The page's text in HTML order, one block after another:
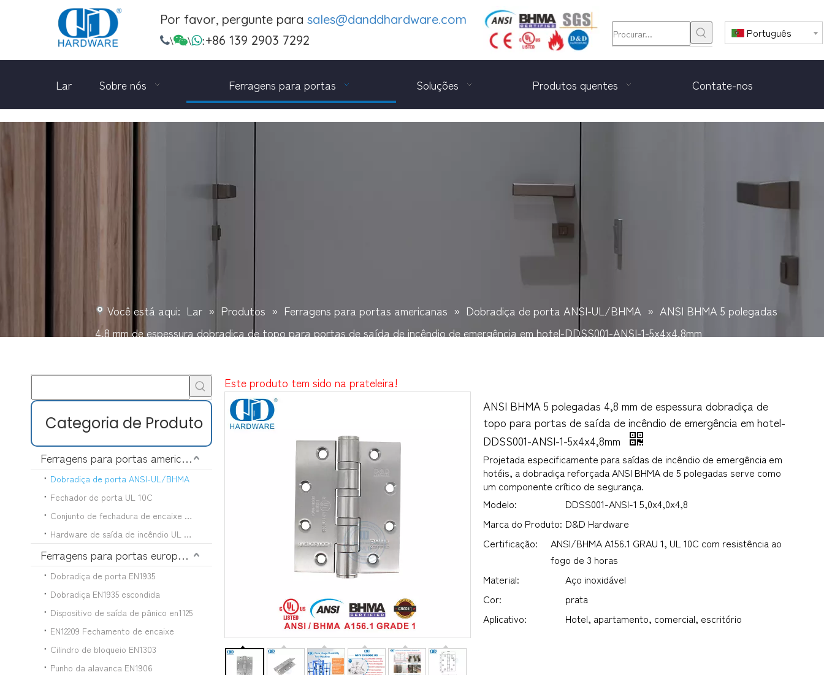
Por favor, pergunte para sales@danddhardware.com
\\:+86 139 2903 7292 Português
Lar Sobre nós Ferragens para portas Soluções Produtos quentes Contate-nos
Você está aqui: Lar » Produtos » Ferragens para portas americanas » Dobradiça de porta ANSI-UL/BHMA » ANSI BHMA 5 polegadas
4,8 mm de espessura dobradiça de topo para portas de saída de incêndio de emergência em hotel-DDSS001-ANSI-1-5x4x4,8mm
Categoria de Produto
Ferragens para portas americanas
Dobradiça de porta ANSI-UL/BHMA
Fechador de porta UL 10C
Conjunto de fechadura de encaixe UL 10C
Hardware de saída de incêndio UL 10C
Ferragens para portas europeias
Dobradiça de porta EN1935
Dobradiça EN1935 escondida
Dispositivo de saída de pânico en1125
EN12209 Fechamento de encaixe
Cilindro de bloqueio EN1303
Punho da alavanca EN1906
Este produto tem sido na prateleira!
ANSI BHMA 5 polegadas 4,8 mm de espessura dobradiça de
topo para portas de saída de incêndio de emergência em hotel-
DDSS001-ANSI-1-5x4x4,8mm
Projetada especificamente para saídas de incêndio de emergência em
hotéis, a dobradiça reforçada ANSI BHMA de 5 polegadas serve como
um componente crítico de segurança.
Modelo:
DDSS001-ANSI-1 5,0x4,0x4,8
Marca do Produto: D&D Hardware
Certificação:
ANSI/BHMA A156.1 GRAU 1, UL 10C com resistência ao
fogo de 3 horas
Material:
Aço inoxidável
Cor:
prata
Aplicativo:
Hotel, apartamento, comercial, escritório